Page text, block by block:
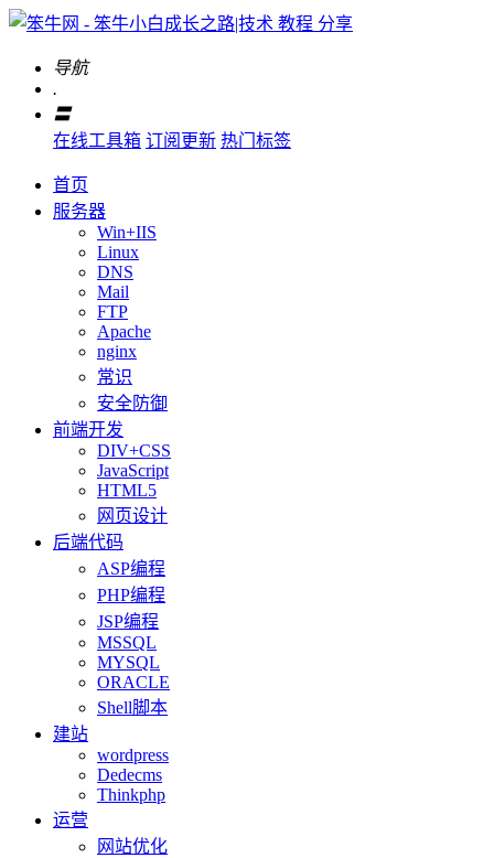
导航
.
〓
在线工具箱 订阅更新 热门标签
首页
服务器
Win+IIS
Linux
DNS
Mail
FTP
Apache
nginx
常识
安全防御
前端开发
DIV+CSS
JavaScript
HTML5
网页设计
后端代码
ASP编程
PHP编程
JSP编程
MSSQL
MYSQL
ORACLE
Shell脚本
建站
wordpress
Dedecms
Thinkphp
运营
网站优化